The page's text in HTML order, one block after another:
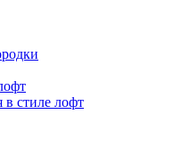
в стиле лофт